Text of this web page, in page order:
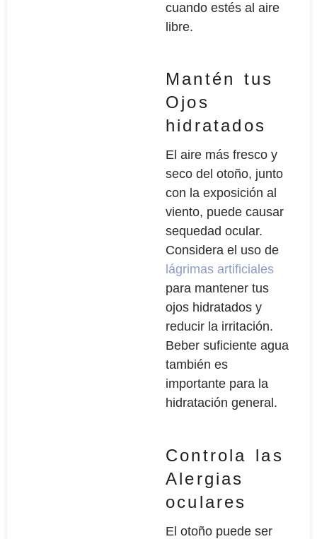
cuando estés al aire
libre.
Mantén tus
Ojos
hidratados
El aire más fresco y
seco del otoño, junto
con la exposición al
viento, puede causar
sequedad ocular.
Considera el uso de
lágrimas artificiales
para mantener tus
ojos hidratados y
reducir la irritación.
Beber suficiente agua
también es
importante para la
hidratación general.
Controla las
Alergias
oculares
El otoño puede ser